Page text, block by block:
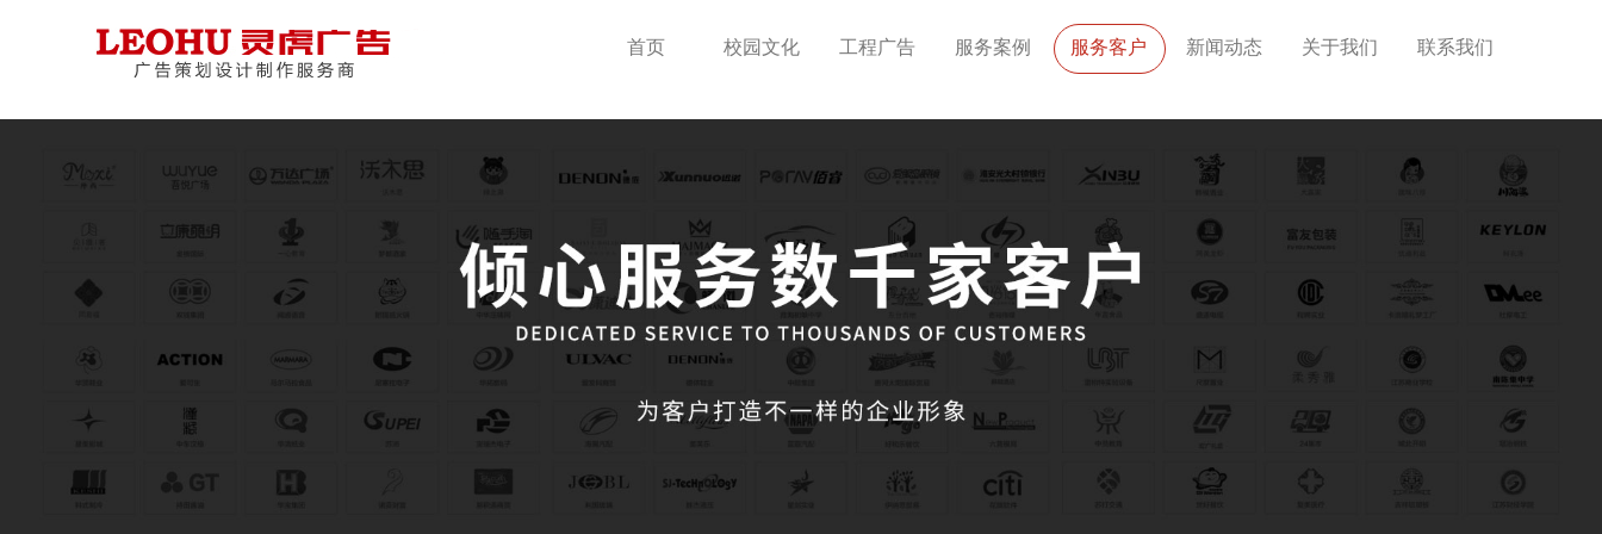
首页 校园文化 工程广告 服务案例 服务客户 新闻动态 关于我们 联系我们